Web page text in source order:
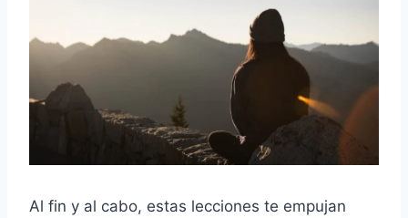
Al fin y al cabo, estas lecciones te empujan